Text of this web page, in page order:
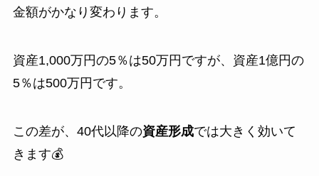
金額がかなり変わります。
資産1,000万円の5％は50万円ですが、資産1億円の
5％は500万円です。
この差が、40代以降の資産形成では大きく効いて
きます💰